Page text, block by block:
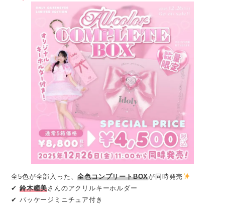
全5色が全部入った、全色コンプリートBOXが同時発売
✔ 鈴木瞳美さんのアクリルキーホルダー
✔ パッケージミニチュア付き